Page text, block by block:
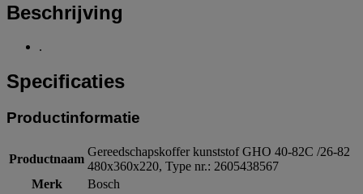
Beschrijving
.
Specificaties
Productinformatie
Productnaam
Gereedschapskoffer kunststof GHO 40-82C /26-82
480x360x220, Type nr.: 2605438567
Merk
Bosch